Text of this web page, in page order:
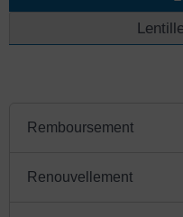
Remboursement
Renouvellement